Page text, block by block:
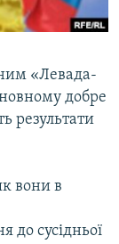
«Левада-
добре
результати
вони в
до сусідньої